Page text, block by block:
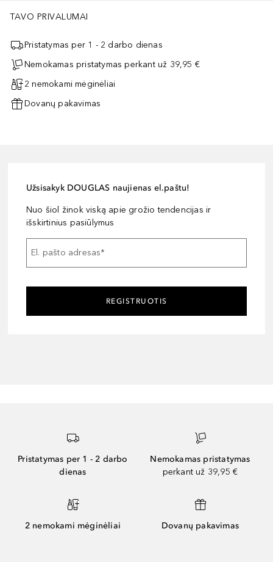
TAVO PRIVALUMAI
Pristatymas per 1 - 2 darbo dienas
Nemokamas pristatymas perkant už 39,95 €
2 nemokami mėginėliai
Dovanų pakavimas
Užsisakyk DOUGLAS naujienas el.paštu!
Nuo šiol žinok viską apie grožio tendencijas ir
išskirtinius pasiūlymus
El. pašto adresas*
REGISTRUOTIS
Pristatymas per 1 - 2 darbo
dienas
Nemokamas pristatymas
perkant už 39,95 €
2 nemokami mėginėliai Dovanų pakavimas